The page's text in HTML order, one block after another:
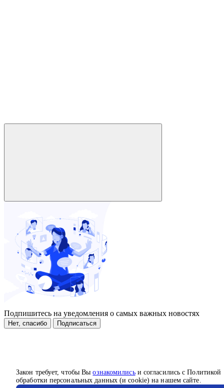
Закон требует, чтобы Выознакомилисьи согласились с Политикой
обработки персональных данных (и cookie) на нашем сайте.
Подпишитесь на уведомления о самых важных новостях
Нет, спасибо Подписаться